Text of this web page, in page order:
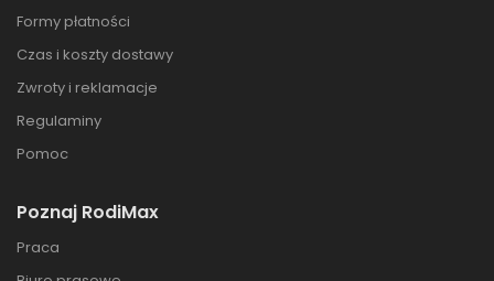
Formy płatności
Czas i koszty dostawy
Zwroty i reklamacje
Regulaminy
Pomoc
Poznaj RodiMax
Praca